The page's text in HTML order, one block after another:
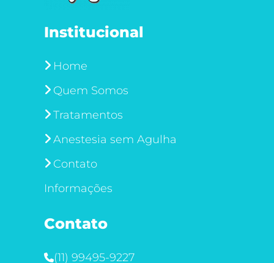
Institucional
Home
Quem Somos
Tratamentos
Anestesia sem Agulha
Contato
Informações
Contato
(11) 99495-9227